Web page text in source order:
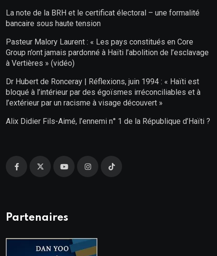
La note de la BRH et le certificat électoral – une formalité
bancaire sous haute tension
Pasteur Malory Laurent : « Les pays constitués en Core
Group n’ont jamais pardonné à Haïti l’abolition de l’esclavage
à Vertières » (vidéo)
Dr Hubert de Ronceray | Réflexions, juin 1994 : « Haïti est
bloqué à l’intérieur par des égoïsmes irréconciliables et à
l’extérieur par un racisme à visage découvert »
Alix Didier Fils-Aimé, l’ennemi n° 1 de la République d’Haïti ?
Partenaires